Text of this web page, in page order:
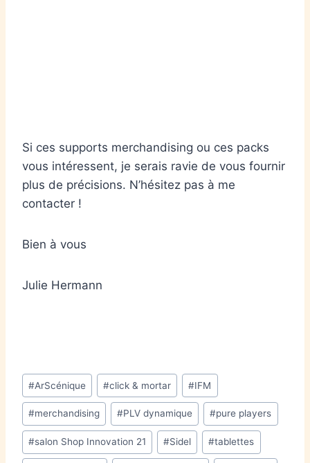
Si ces supports merchandising ou ces packs
vous intéressent, je serais ravie de vous fournir
plus de précisions. N’hésitez pas à me
contacter !
Bien à vous
Julie Hermann
#ArScénique #click & mortar #IFM
#merchandising #PLV dynamique #pure players
#salon Shop Innovation 21 #Sidel #tablettes